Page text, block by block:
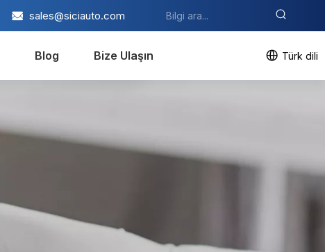
sales@siciauto.com
Blog Bize Ulaşın Türk dili